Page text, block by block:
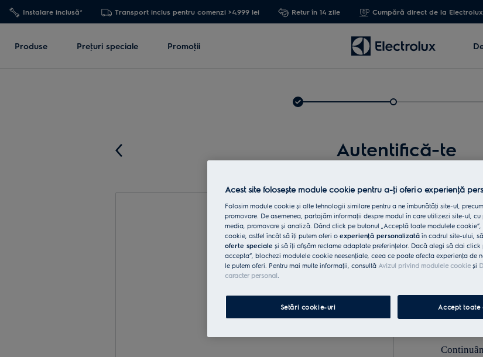
Instalare inclusă* Transport inclus pentru comenzi >4.999 lei Retur în 14 zile Cumpără direct de la Electrolux
Produse Preţuri speciale Promoţii
Autentifică-te
Acest site folosește module cookie pentru a-ţi oferi o experienţă
Folosim module cookie și alte tehnologii similare pentru a ne îmbunătăţi site-ul,
promovare. De asemenea, partajăm informaţii despre modul în care utilizezi site-ul,
media, promovare și analiză. Dând click pe butonul „Acceptă toate modulele
cookie, astfel încât să îţi putem oferi o experienţă personalizată în cadrul site-ului,
oferte speciale și să îţi afișăm reclame adaptate preferinţelor. Dacă alegi să dai click
accepta”, blochezi modulele cookie neesenţiale, ceea ce poate afecta experienţa de
le putem oferi. Pentru mai multe informaţii, consultă Avizul privind modulele cookieși
caracter personal.
Setări cookie-uri Accept